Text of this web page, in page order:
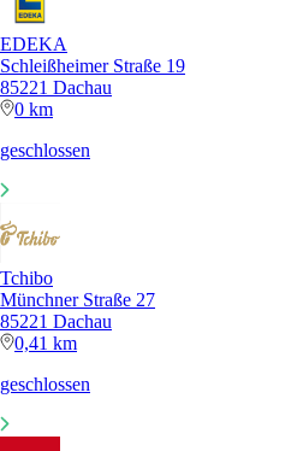
EDEKA
Schleißheimer Straße 19
85221 Dachau
0 km
geschlossen
Tchibo
Münchner Straße 27
85221 Dachau
0,41 km
geschlossen